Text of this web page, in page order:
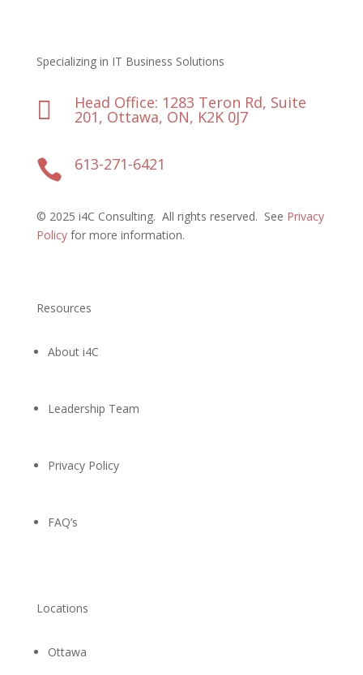
Specializing in IT Business Solutions
 Head Office: 1283 Teron Rd, Suite
201, Ottawa, ON, K2K 0J7
 613-271-6421
© 2025 i4C Consulting. All rights reserved. See Privacy
Policy for more information.
Resources
About i4C
Leadership Team
Privacy Policy
FAQ’s
Locations
Ottawa